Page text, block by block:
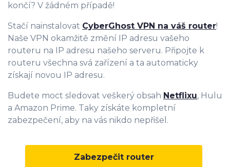
končí? V žádném případě!
Stačí nainstalovat CyberGhost VPN na váš router!
Naše VPN okamžitě změní IP adresu vašeho
routeru na IP adresu našeho serveru. Připojte k
routeru všechna svá zařízení a ta automaticky
získají novou IP adresu.
Budete moct sledovat veškerý obsah Netflixu, Hulu
a Amazon Prime. Taky získáte kompletní
zabezpečení, aby na vás nikdo nepřišel.
Zabezpečit router